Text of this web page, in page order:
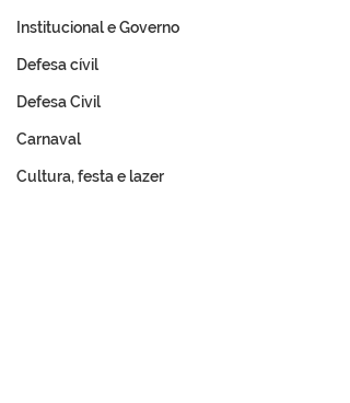
Institucional e Governo
Defesa cívil
Defesa Civil
Carnaval
Cultura, festa e lazer
celebra resultado
histórico no IDEB 2025